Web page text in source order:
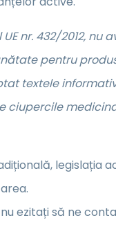
nr. 432/2012, nu
pentru
textele
ciupercile
legislația
ezitați să ne